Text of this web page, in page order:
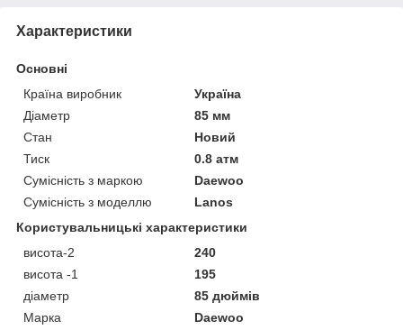
Характеристики
Основні
Країна виробник
Україна
Діаметр
85 мм
Стан
Новий
Тиск
0.8 атм
Сумісність з маркою
Daewoo
Сумісність з моделлю
Lanos
Користувальницькі характеристики
висота-2
240
висота -1
195
діаметр
85 дюймів
Марка
Daewoo